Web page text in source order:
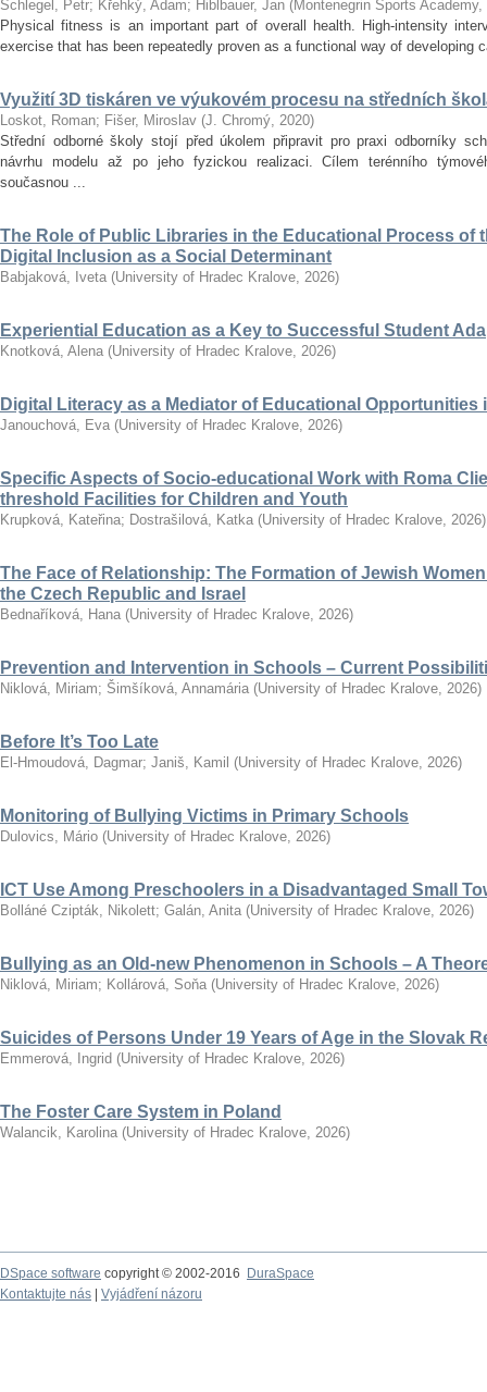
Schlegel, Petr; Křehký, Adam; Hiblbauer, Jan (Montenegrin Sports Academy,
Physical fitness is an important part of overall health. High-intensity
exercise that has been repeatedly proven as a functional way of developing
Využití 3D tiskáren ve výukovém procesu na středních
Loskot, Roman; Fišer, Miroslav (J. Chromý, 2020)
Střední odborné školy stojí před úkolem připravit pro praxi odborníky
návrhu modelu až po jeho fyzickou realizaci. Cílem terénního
současnou ...
The Role of Public Libraries in the Educational Process of
Digital Inclusion as a Social Determinant
Babjaková, Iveta (University of Hradec Kralove, 2026)
Experiential Education as a Key to Successful Student
Knotková, Alena (University of Hradec Kralove, 2026)
Digital Literacy as a Mediator of Educational Opportunities
Janouchová, Eva (University of Hradec Kralove, 2026)
Specific Aspects of Socio-educational Work with Roma
threshold Facilities for Children and Youth
Krupková, Kateřina; Dostrašilová, Katka (University of Hradec Kralove, 2026)
The Face of Relationship: The Formation of Jewish
the Czech Republic and Israel
Bednaříková, Hana (University of Hradec Kralove, 2026)
Prevention and Intervention in Schools – Current
Niklová, Miriam; Šimšíková, Annamária (University of Hradec Kralove, 2026)
Before It’s Too Late
El-Hmoudová, Dagmar; Janiš, Kamil (University of Hradec Kralove, 2026)
Monitoring of Bullying Victims in Primary Schools
Dulovics, Mário (University of Hradec Kralove, 2026)
ICT Use Among Preschoolers in a Disadvantaged Small
Bolláné Czipták, Nikolett; Galán, Anita (University of Hradec Kralove, 2026)
Bullying as an Old-new Phenomenon in Schools – A
Niklová, Miriam; Kollárová, Soňa (University of Hradec Kralove, 2026)
Suicides of Persons Under 19 Years of Age in the Slovak
Emmerová, Ingrid (University of Hradec Kralove, 2026)
The Foster Care System in Poland
Walancik, Karolina (University of Hradec Kralove, 2026)
DSpace software copyright © 2002-2016
DuraSpace
Kontaktujte nás
Vyjádření názoru